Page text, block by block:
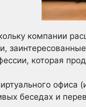
компании
которая
офиса
беседах и